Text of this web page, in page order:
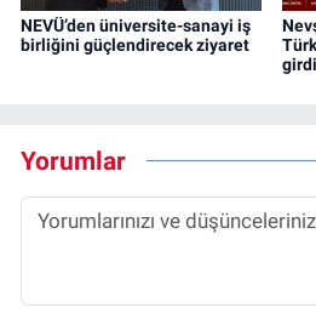
NEVÜ’den üniversite-sanayi iş
birliğini güçlendirecek ziyaret
girdi
Yorumlar